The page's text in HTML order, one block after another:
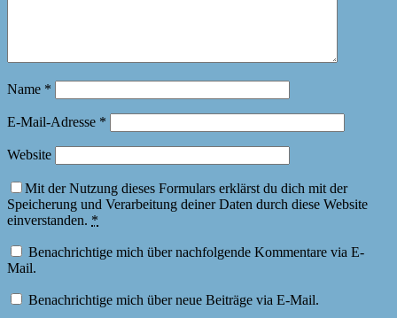
Name *
E-Mail-Adresse *
Website
Mit der Nutzung dieses Formulars erklärst du dich mit der
Speicherung und Verarbeitung deiner Daten durch diese Website
einverstanden. *
Benachrichtige mich über nachfolgende Kommentare via E-
Mail.
Benachrichtige mich über neue Beiträge via E-Mail.